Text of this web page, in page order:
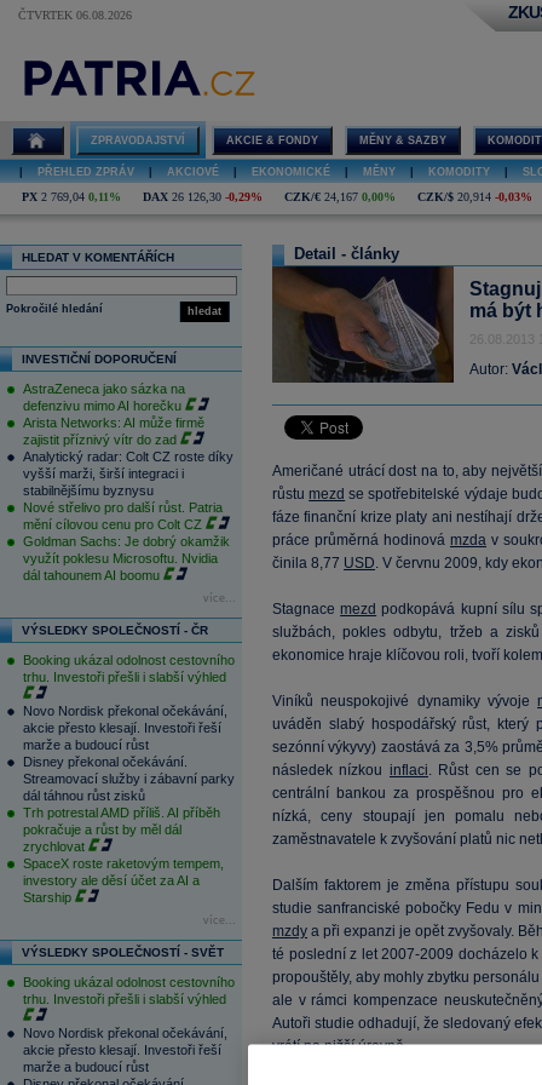
ČTVRTEK 06.08.2026
ZPRAVODAJSTVÍ AKCIE & FONDY MĚNY & SAZBY
PŘEHLED ZPRÁV AKCIOVÉ EKONOMICKÉ MĚNY KOMODITY
PX 2 769,04 0,11% DAX 26 126,30 -0,29% CZK/€ 24,167 0,00% CZK/$ 20,914 -0,03%
HLEDAT V KOMENTÁŘÍCH
hledat
Pokročilé hledání
INVESTIČNÍ DOPORUČENÍ
AstraZeneca jako sázka na
defenzivu mimo AI horečku
Arista Networks: AI může firmě
zajistit příznivý vítr do zad
Analytický radar: Colt CZ roste díky
vyšší marži, širší integraci i
stabilnějšímu byznysu
Nové střelivo pro další růst. Patria
mění cílovou cenu pro Colt CZ
Goldman Sachs: Je dobrý okamžik
využít poklesu Microsoftu. Nvidia
dál tahounem AI boomu
více...
VÝSLEDKY SPOLEČNOSTÍ - ČR
Booking ukázal odolnost cestovního
trhu. Investoři přešli i slabší výhled
Novo Nordisk překonal očekávání,
akcie přesto klesají. Investoři řeší
marže a budoucí růst
Disney překonal očekávání.
Streamovací služby i zábavní parky
dál táhnou růst zisků
Trh potrestal AMD příliš. AI příběh
pokračuje a růst by měl dál
zrychlovat
SpaceX roste raketovým tempem,
investory ale děsí účet za AI a
Starship
více...
VÝSLEDKY SPOLEČNOSTÍ - SVĚT
Booking ukázal odolnost cestovního
trhu. Investoři přešli i slabší výhled
Novo Nordisk překonal očekávání,
akcie přesto klesají. Investoři řeší
marže a budoucí růst
Detail - články
má být
26.08.2013
Autor:
Američané utrácí dost na to, aby
růstumezd se spotřebitelské výdaje
fáze finanční krize platy ani nestíhají
práce průměrná hodinová mzda v
činila 8,77 USD. V červnu 2009, kdy
Stagnacemezd podkopává kupní sílu
službách, pokles odbytu, tržeb a
ekonomice hraje klíčovou roli, tvoří
Viníků neuspokojivé dynamiky vývoje
uváděn slabý hospodářský růst, který
sezónní výkyvy) zaostává za 3,5%
následek nízkou inflaci. Růst cen se
centrální bankou za prospěšnou pro
nízká, ceny stoupají jen pomalu
zaměstnavatele k zvyšování platů nic
Dalším faktorem je změna přístupu
studie sanfranciské pobočky Fedu v
mzdy a při expanzi je opět zvyšovaly.
té poslední z let 2007-2009 docházelo
propouštěly, aby mohly zbytku
ale v rámci kompenzace
Autoři studie odhadují, že sledovaný
vrátí na nižší úrovně.